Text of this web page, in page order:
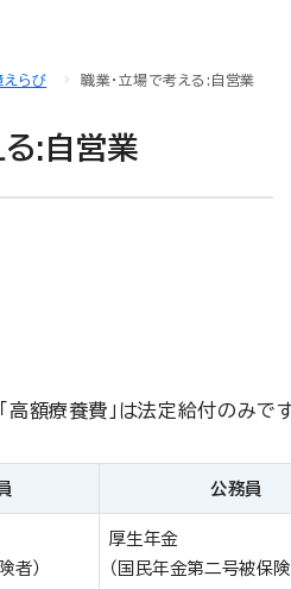
えらび 職業・立場で考える:自営業
る:自営業
養費」は法定給付の
公務員
者）
厚生年金
（国民年金第二号被保険